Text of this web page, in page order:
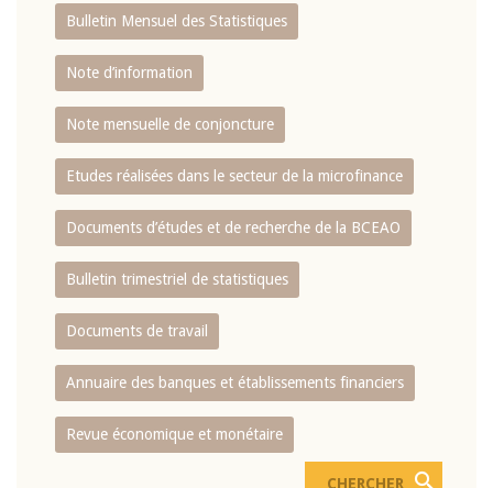
Bulletin Mensuel des Statistiques
Note d’information
Note mensuelle de conjoncture
Etudes réalisées dans le secteur de la microfinance
Documents d’études et de recherche de la BCEAO
Bulletin trimestriel de statistiques
Documents de travail
Annuaire des banques et établissements financiers
Revue économique et monétaire